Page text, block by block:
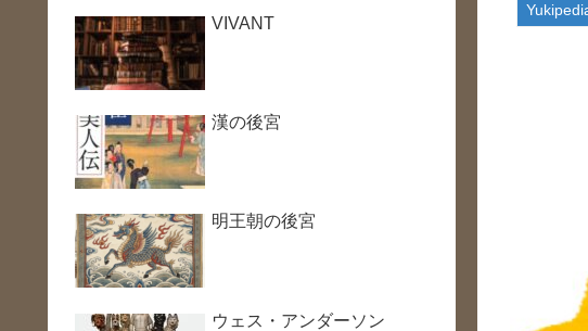
VIVANT
漢の後宮
明王朝の後宮
ウェス・アンダーソン